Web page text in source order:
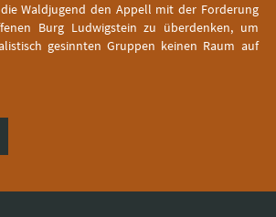
Waldjugend den Appell mit der Forderung
Burg Ludwigstein zu überdenken, um
gesinnten Gruppen keinen Raum auf